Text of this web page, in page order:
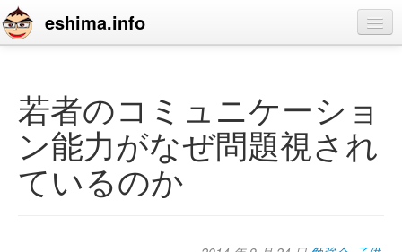
eshima.info
blog
profile
contact
若者のコミュニケーショ
ン能力がなぜ問題視され
ているのか